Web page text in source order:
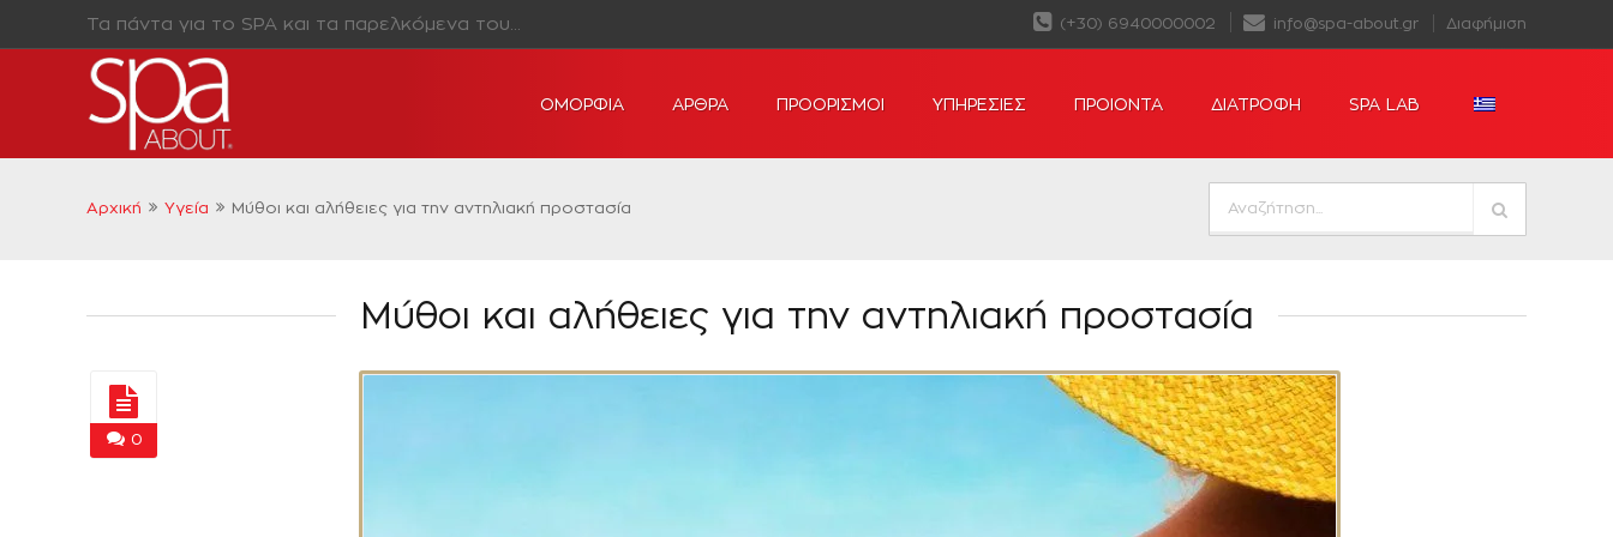
Τα πάντα για το SPA και τα παρελκόμενα του… (+30) 6940000002 info@spa-about.gr Διαφήμιση
ΟΜΟΡΦΙΑ ΑΡΘΡΑ ΠΡΟΟΡΙΣΜΟΙ ΥΠΗΡΕΣΙΕΣ ΠΡΟΙΟΝΤΑ ΔΙΑΤΡΟΦΗ SPA LAB
Αρχική Υγεία Μύθοι και αλήθειες για την αντηλιακή προστασία
Μύθοι και αλήθειες για την αντηλιακή προστασία
0